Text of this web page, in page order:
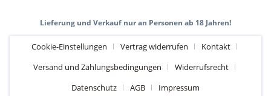
Lieferung und Verkauf nur an Personen ab 18 Jahren!
Cookie-Einstellungen Vertrag widerrufen
Kontakt
Versand und Zahlungsbedingungen
Widerrufsrecht
Datenschutz
AGB Impressum